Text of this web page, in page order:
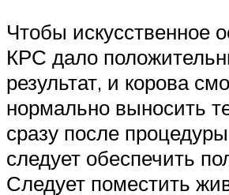
Чтобы искусственное
КРС дало
результат, и корова
нормально выносить
сразу после
следует обеспечить
Следует поместить